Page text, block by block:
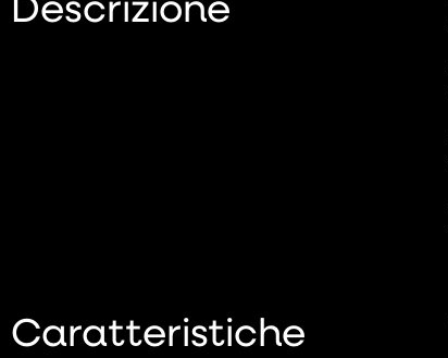
Caratteristiche